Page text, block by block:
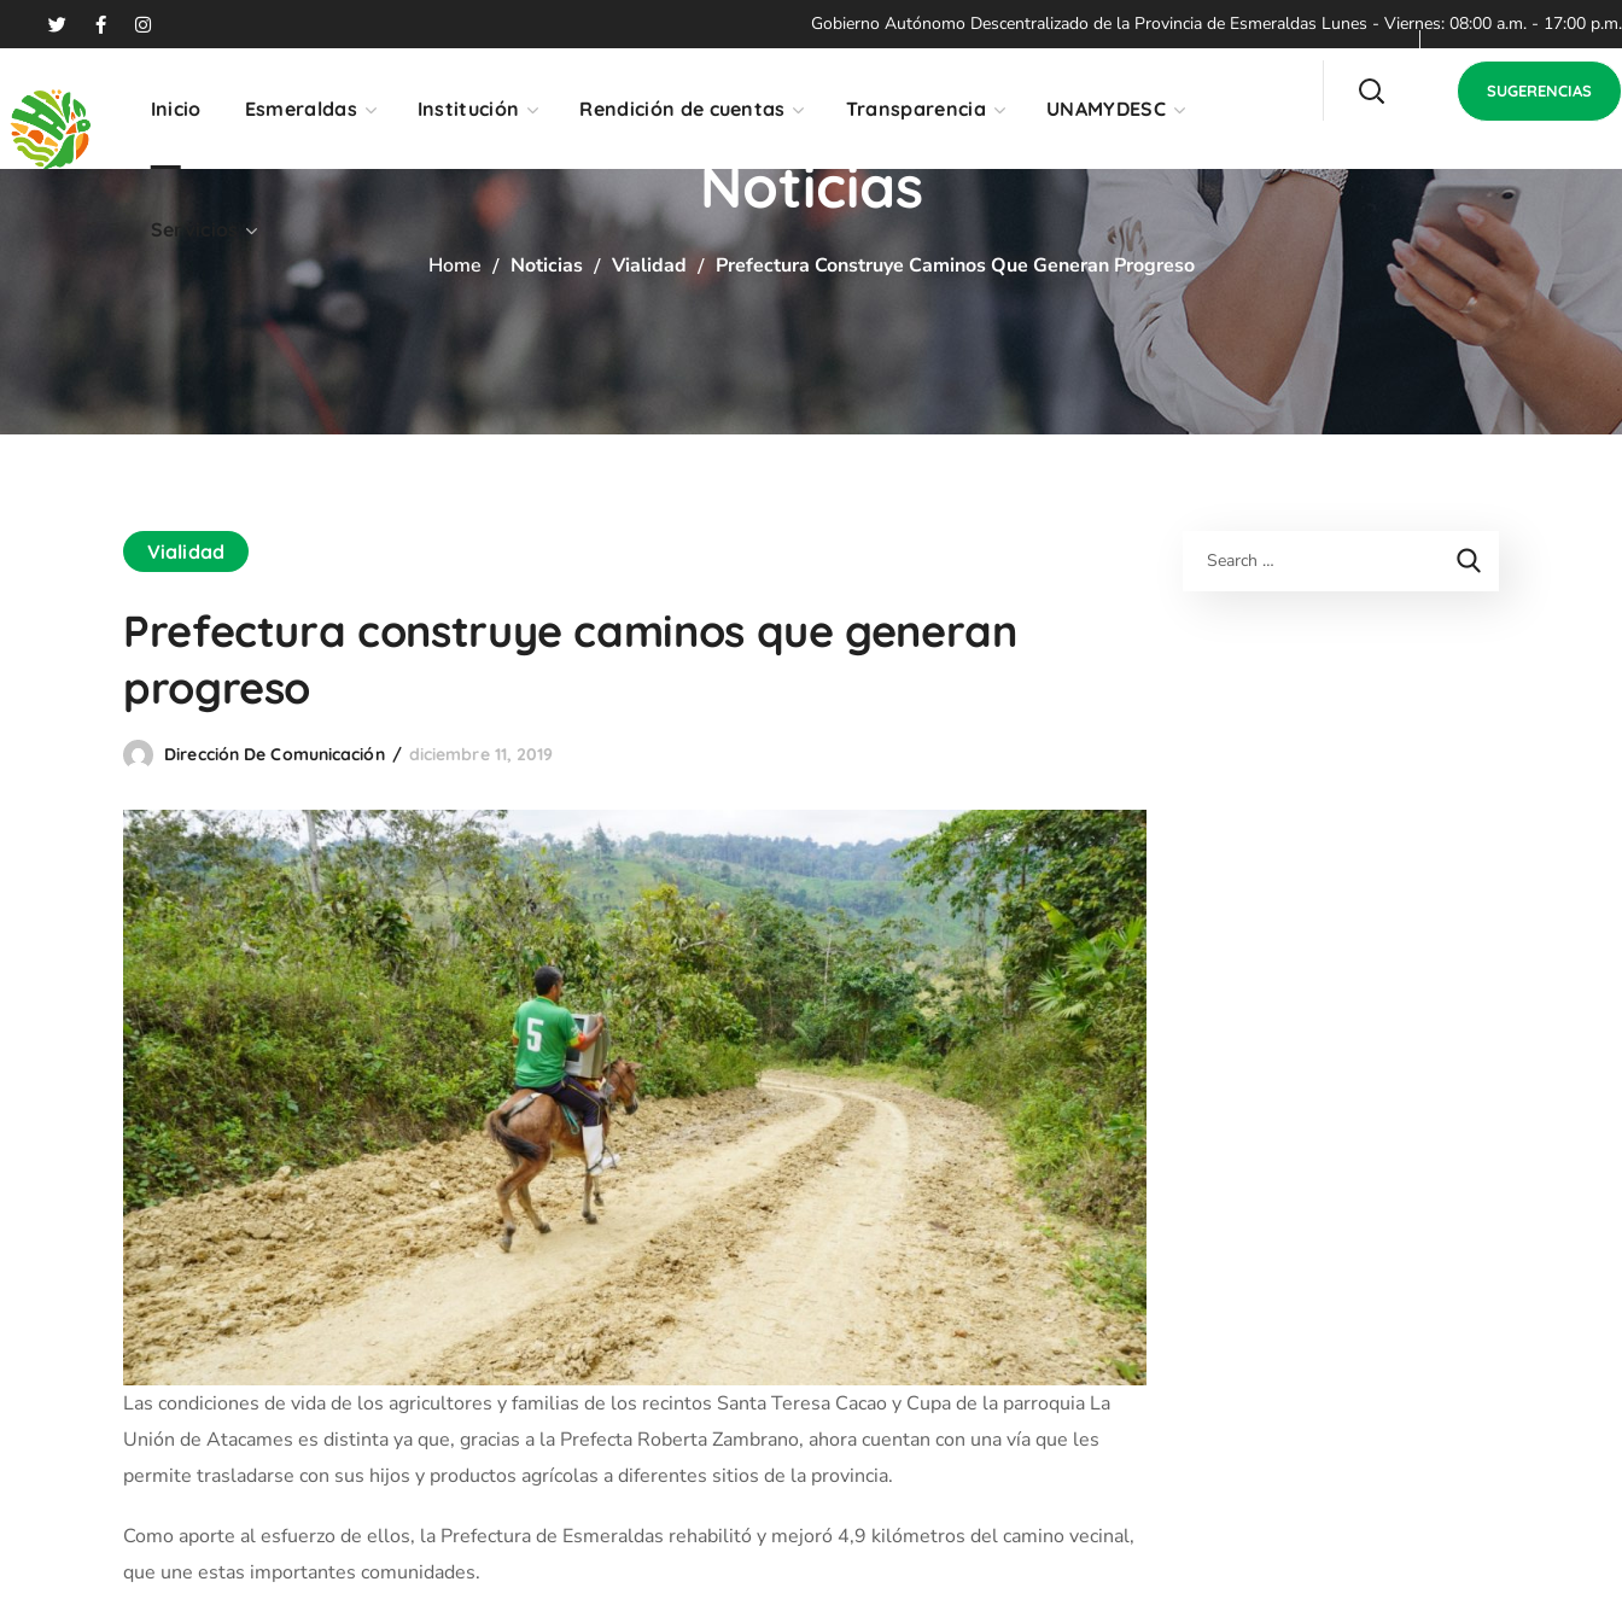
Gobierno Autónomo Descentralizado de la Provincia de Esmeraldas Lunes - Viernes: 08:00 a.m. - 17:00 p.m.
Inicio Esmeraldas Institución Rendición de cuentas Transparencia UNAMYDESC
Servicios
SUGERENCIAS
Noticias
Home Noticias Vialidad Prefectura Construye Caminos Que Generan Progreso
Vialidad
Prefectura construye caminos que generan
progreso
Dirección De Comunicación diciembre 11, 2019
Las condiciones de vida de los agricultores y familias de los recintos Santa Teresa Cacao y Cupa de la parroquia La
Unión de Atacames es distinta ya que, gracias a la Prefecta Roberta Zambrano, ahora cuentan con una vía que les
permite trasladarse con sus hijos y productos agrícolas a diferentes sitios de la provincia.
Como aporte al esfuerzo de ellos, la Prefectura de Esmeraldas rehabilitó y mejoró 4,9 kilómetros del camino vecinal,
que une estas importantes comunidades.